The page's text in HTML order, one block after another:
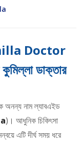
Doctor
ডাক্তার
অনন্য নাম ল্যাবএইড
)। আধুনিক চিকিৎসা
এটি দীর্ঘ সময় ধরে